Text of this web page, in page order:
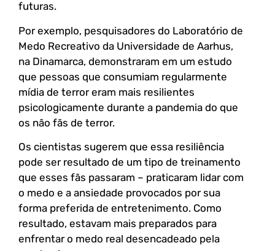
futuras.
Por exemplo, pesquisadores do Laboratório de
Medo Recreativo da Universidade de Aarhus,
na Dinamarca, demonstraram em um estudo
que pessoas que consumiam regularmente
mídia de terror eram mais resilientes
psicologicamente durante a pandemia do que
os não fãs de terror.
Os cientistas sugerem que essa resiliência
pode ser resultado de um tipo de treinamento
que esses fãs passaram – praticaram lidar com
o medo e a ansiedade provocados por sua
forma preferida de entretenimento. Como
resultado, estavam mais preparados para
enfrentar o medo real desencadeado pela